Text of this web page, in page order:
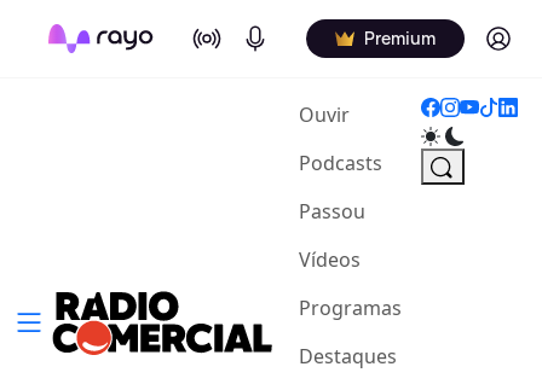
On Air Podcasts Premium Log in
Ouvir(current)
Podcasts
Passou
Vídeos
Programas
Destaques